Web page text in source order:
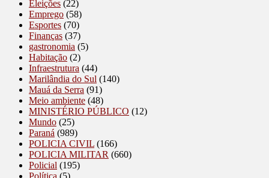
Eleições (22)
Emprego (58)
Esportes (70)
Finanças (37)
gastronomia (5)
Habitação (2)
Infraestrutura (44)
Marilândia do Sul (140)
Mauá da Serra (91)
Meio ambiente (48)
MINISTÉRIO PÚBLICO (12)
Mundo (25)
Paraná (989)
POLICIA CIVIL (166)
POLICIA MILITAR (660)
Policial (195)